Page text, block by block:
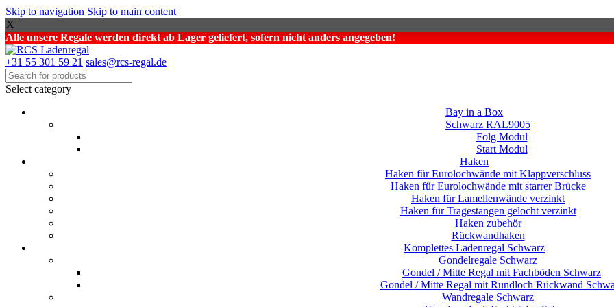
Skip to navigation Skip to main content
X
Alle unsere Regale werden direkt ab Lager geliefert, sofern nicht anders angegeben!
+31 55 301 59 21 sales@rcs-regal.de
Select category
Bay in a Box
Schwarz RAL9005
Folg Modul
Start Modul
Haken
Haken für Eurolochwände mit Klappverschluss
Haken für Eurolochwände mit starrer Brücke
Haken für Lamellenwände verzinkt
Haken für Tragestangen gelocht verzinkt
Haken zubehör
Rückwandhaken
Komplettes Ladenregal Schwarz
Gondelregale Schwarz
Gondel / Mitte Regal mit Fachböden Schwarz
Gondel / Mitte Regal mit Rundloch Rückwand
Wandregale Schwarz